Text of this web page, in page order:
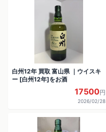
白州12年 買取 富山県 ｜ウイスキ
ー [白州12年]をお酒
17500円
2026/02/28